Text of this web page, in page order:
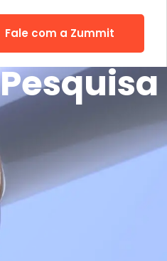
Fale com a Zummit